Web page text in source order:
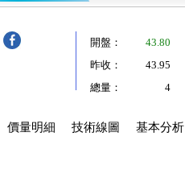
開盤： 43.80
昨收：
43.95
總量：
4
價量明細 技術線圖 基本分析